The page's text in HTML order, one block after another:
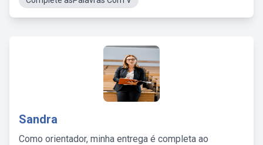
Sandra
Como orientador, minha entrega é completa ao